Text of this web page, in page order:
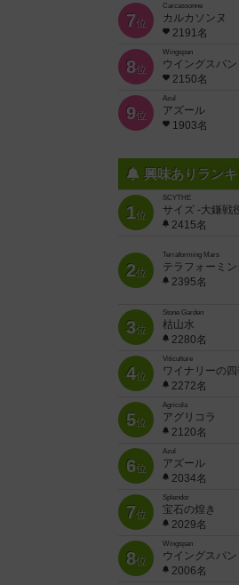
7位
Carcassonne
カルカソンヌ
2191名
8位
Wingspan
ウイングスパン
2150名
9位
Azul
アズール
1903名
興味ありラン
1位
SCYTHE
サイズ -大鎌戦
2415名
2位
Terraforming Mars
テラフォーミ
2395名
3位
Stone Garden
枯山水
2280名
4位
Viticulture
ワイナリーの四
2272名
5位
Agricola
アグリコラ
2120名
6位
Azul
アズール
2034名
7位
Splendor
宝石の煌き
2029名
8位
Wingspan
ウイングスパン
2006名